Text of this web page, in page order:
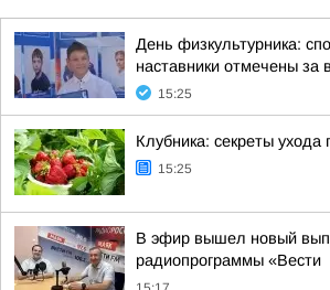
День физкультурника:
наставники отмечены за
15:25
Клубника: секреты ухода
15:25
В эфир вышел новый
радиопрограммы «Вести